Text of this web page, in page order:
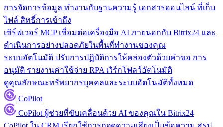
การจัดการข้อมูล ทำงานกับฐานความรู้ เอกสารออนไลน์ ที่เก็บ
ไฟล์ สิทธิ์การเข้าถึง
เซิร์ฟเวอร์ MCP เชื่อมต่อเครื่องมือ AI ภายนอกกับ Bitrix24 และ
ดำเนินการอย่างปลอดภัยในพื้นที่ทำงานของคุณ
ระบบอัตโนมัติ ปรับการปฏิบัติการให้คล่องตัวด้วยคำขอ การ
อนุมัติ รายงานค่าใช้จ่าย RPA เวิร์กโฟลว์อัตโนมัติ
ดูคุณลักษณะทรัพยากรบุคคลและระบบอัตโนมัติทั้งหมด
CoPilot
CoPilot ผู้ช่วยที่ขับเคลื่อนด้วย AI ของคุณใน Bitrix24
CoPilot ใน CRM เรียกใช้การถอดความเสียงเป็นข้อความ สรุป